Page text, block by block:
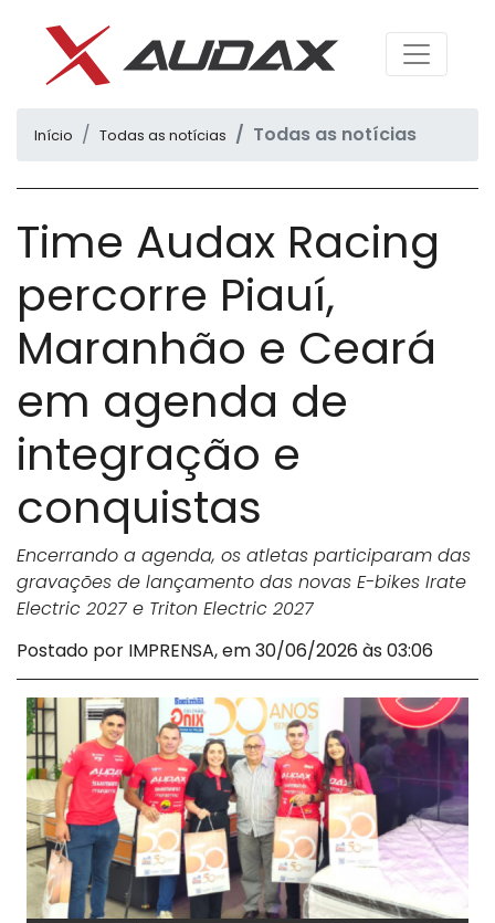
Início Todas as notícias Todas as notícias
Time Audax Racing
percorre Piauí,
Maranhão e Ceará
em agenda de
integração e
conquistas
Encerrando a agenda, os atletas participaram das
gravações de lançamento das novas E-bikes Irate
Electric 2027 e Triton Electric 2027
Postado por IMPRENSA, em 30/06/2026 às 03:06